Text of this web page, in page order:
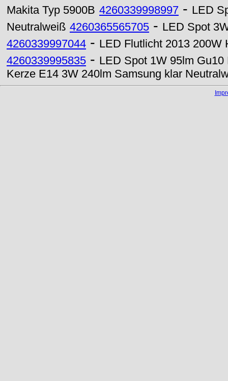
Makita Typ 5900B 4260339998997 - LED
Neutralweiß 4260365565705 - LED Spot
4260339997044 - LED Flutlicht 2013 200W
4260339995835 - LED Spot 1W 95lm
Kerze E14 3W 240lm Samsung klar